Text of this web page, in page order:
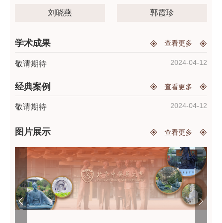
识传授给后人，建立了程士德名医工作室以供后学之用。
士德教授的学术继承人郭霞珍教授的主持下，已经建立了
一支研究继承程士德教授学术思想、抢救、挖掘和整理、
了以程士德教授的研究生和学术继承人烟建华教授、郭霞
珍教授、苏晶教授、金光亮教授四位博士生导师为主要学
术骨干，以刘晓燕教授、许筱颖副教授作为年轻学术继承
来，一直秉承程士德教授的学术思想、临证经验、中医辨
证思维，以平调扶正的学术思想为基础，在诊治妇女更年
期综合症、不孕不育症、闭经等月经病；胃脘痛、慢性胃
病、小儿消化不良；痹证、关节痹痛，头痛症；咳嗽，过
敏性鼻炎、皮疹等过敏性疾病；抑郁、失眠等精神情志失
调性疾病和一些疑难杂证疾病方面，建立了自己独特的治
疗方案。通过建设，程士德名老中医研究室已经成为开展
刘晓燕 郭霞珍
查看更多
学术成果
2024-04-12
敬请期待
查看更多
经典案例
2024-04-12
敬请期待
查看更多
图片展示